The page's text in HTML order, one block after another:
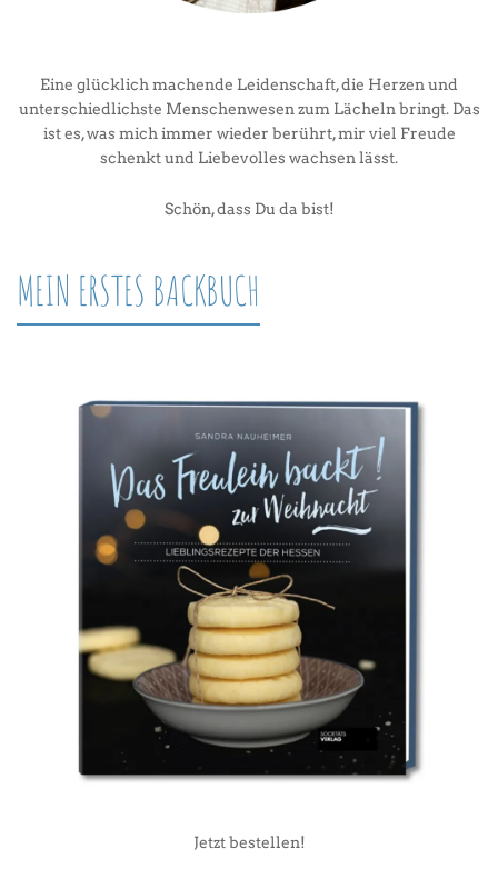
Eine glücklich machende Leidenschaft, die Herzen und
unterschiedlichste Menschenwesen zum Lächeln bringt. Das
ist es, was mich immer wieder berührt, mir viel Freude
schenkt und Liebevolles wachsen lässt.
Schön, dass Du da bist!
MEIN ERSTES BACKBUCH
Jetzt bestellen!